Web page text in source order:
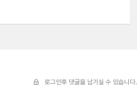
로그인후 댓글을 남기실 수 있습니다.